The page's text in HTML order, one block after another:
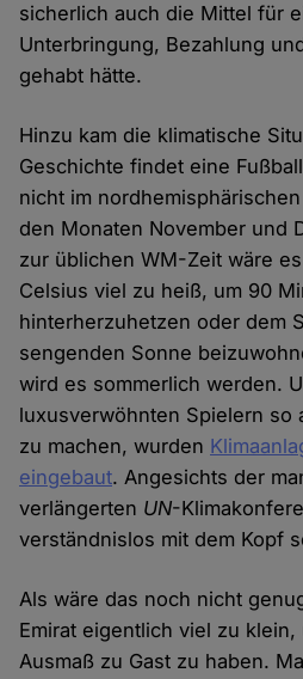
sicherlich auch die Mittel für
Unterbringung, Bezahlung
gehabt hätte.
Hinzu kam die klimatische
Geschichte findet eine
nicht im
den Monaten November und
zur üblichen WM-Zeit wäre
Celsius viel zu heiß, um 90
hinterherzuhetzen oder dem
sengenden Sonne
wird es sommerlich werden.
luxusverwöhnten Spielern so
zu machen, wurden
eingebaut. Angesichts der
verlängerten UN-
verständnislos mit dem Kopf
Als wäre das noch nicht
Emirat eigentlich viel zu
Ausmaß zu Gast zu haben.